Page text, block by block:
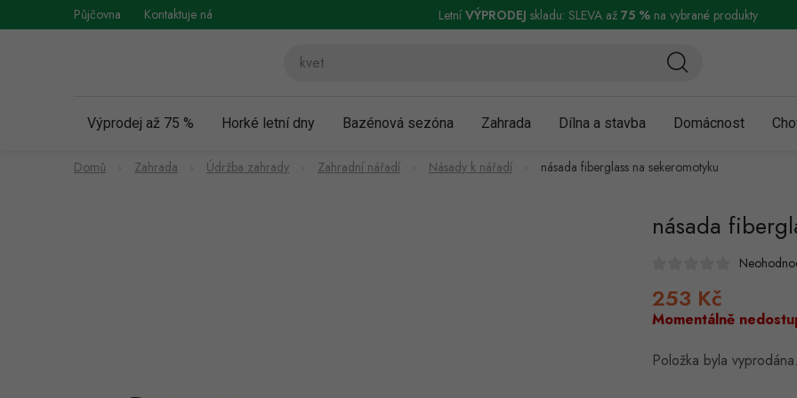
na
Půjčovna Kontaktuje nás Vrácení a reklamace Podmínky ochrany osobních údajů Obchodní
LetníVÝPRODEJ skladu: SLEVA až 75 %na vybrané produkty
Výprodej až 75 % Horké letní dny Bazénová sezóna Zahrada Dílna a stavba Domácnost
Domů Zahrada Údržba zahrady Zahradní nářadí Násady k nářadí násada fiberglass na sekeromotyku
násada
253 Kč
cena:
Položka byla
Momentálně